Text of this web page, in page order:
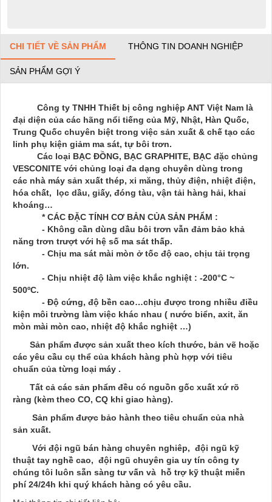
CHI TIẾT VỀ SẢN PHẨM THÔNG TIN DOANH NGHIỆP
SẢN PHẨM GỢI Ý
Công ty TNHH Thiết bị công nghiệp ANT Việt Nam là
đại diện của các hãng nổi tiếng của Mỹ, Nhật, Hàn Quốc,
Trung Quốc chuyên biệt trong việc sản xuất & chế tạo các
linh phụ kiện giảm ma sát, tự bôi trơn.
Các loại BẠC ĐỒNG, BẠC GRAPHITE, BẠC đặc chủng
VESCONITE với chủng loại đa dạng chuyên dùng trong
các nhà máy sản xuất thép, xi măng, thủy điện, nhiệt điện,
hóa chất, lọc dầu, giấy, đóng tàu, vận tải hàng hải, khai
khoáng…
* CÁC ĐẶC TÍNH CƠ BẢN CỦA SẢN PHẨM :
- Không cần dùng dầu bôi trơn vẫn đảm bảo khả
năng trơn trượt với hệ số ma sát thấp.
- Chịu ma sát mài mòn ở tốc độ cao, chịu tải trọng
lớn.
- Chịu nhiệt độ làm việc khắc nghiệt : -200°C ~
500ºC.
- Độ cứng, độ bền cao…chịu được trong nhiều điều
kiện môi trường làm việc khác nhau ( nước biển, axit, ăn
mòn mài mòn cao, nhiệt độ khắc nghiệt …)
Sản phẩm được sản xuất theo kích thước, bản vẽ hoặc
các yêu cầu cụ thể của khách hàng phù hợp với tiêu
chuẩn của từng loại máy .
Tất cả các sản phẩm đều có nguồn gốc xuất xứ rõ
ràng (kèm theo CO, CQ khi giao hàng).
Sản phẩm được bảo hành theo tiêu chuẩn của nhà
sản xuất.
Với đội ngũ bán hàng chuyên nghiêp, đội ngũ kỹ
thuật tay nghề cao, đội ngũ chuyên gia uy tín công ty
chúng tôi luôn sẵn sàng tư vấn và hỗ trợ kỹ thuật miễn
phí 24/24h khi quý khách hàng có yêu cầu.